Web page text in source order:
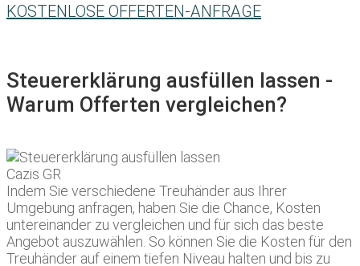
KOSTENLOSE OFFERTEN-ANFRAGE
Steuererklärung ausfüllen lassen -
Warum Offerten vergleichen?
Indem Sie verschiedene Treuhänder aus Ihrer
Umgebung anfragen, haben Sie die Chance, Kosten
untereinander zu vergleichen und für sich das beste
Angebot auszuwählen. So können Sie die Kosten für den
Treuhänder auf einem tiefen Niveau halten und bis zu